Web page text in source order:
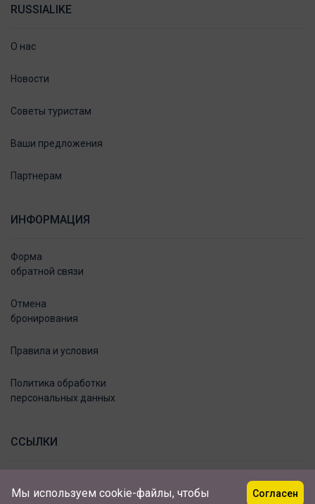
RUSSIALIKE
О нас
Новости
Советы туристам
Ваши предложения
Партнерам
ИНФОРМАЦИЯ
Форма
обратной связи
Отмена
бронирования
Правила и условия
Политика обработки
персональных данных
ССЫЛКИ
Мы используем cookie-файлы, чтобы
Согласен